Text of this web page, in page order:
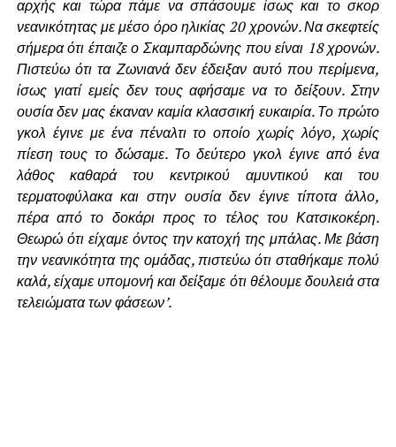
αρχής και τώρα πάμε να σπάσουμε ίσως και το σκορ
νεανικότητας με μέσο όρο ηλικίας 20 χρονών. Να σκεφτείς
σήμερα ότι έπαιζε ο Σκαμπαρδώνης που είναι 18 χρονών.
Πιστεύω ότι τα Ζωνιανά δεν έδειξαν αυτό που περίμενα,
ίσως γιατί εμείς δεν τους αφήσαμε να το δείξουν. Στην
ουσία δεν μας έκαναν καμία κλασσική ευκαιρία. Το πρώτο
γκολ έγινε με ένα πέναλτι το οποίο χωρίς λόγο, χωρίς
πίεση τους το δώσαμε. Το δεύτερο γκολ έγινε από ένα
λάθος καθαρά του κεντρικού αμυντικού και του
τερματοφύλακα και στην ουσία δεν έγινε τίποτα άλλο,
πέρα από το δοκάρι προς το τέλος του Κατσικοκέρη.
Θεωρώ ότι είχαμε όντος την κατοχή της μπάλας. Με βάση
την νεανικότητα της ομάδας, πιστεύω ότι σταθήκαμε πολύ
καλά, είχαμε υπομονή και δείξαμε ότι θέλουμε δουλειά στα
τελειώματα των φάσεων’.